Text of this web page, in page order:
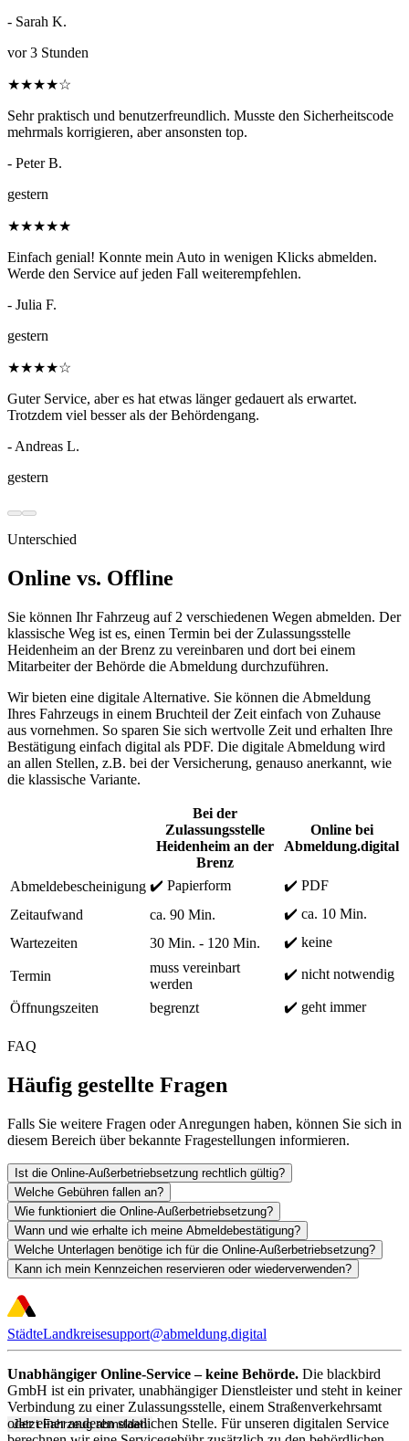
- Sarah K.
vor 3 Stunden
★★★★☆
Sehr praktisch und benutzerfreundlich. Musste den Sicherheitscode
mehrmals korrigieren, aber ansonsten top.
- Peter B.
gestern
★★★★★
Einfach genial! Konnte mein Auto in wenigen Klicks abmelden.
Werde den Service auf jeden Fall weiterempfehlen.
- Julia F.
gestern
★★★★☆
Guter Service, aber es hat etwas länger gedauert als erwartet.
Trotzdem viel besser als der Behördengang.
- Andreas L.
gestern
Unterschied
Online vs. Offline
Sie können Ihr Fahrzeug auf 2 verschiedenen Wegen abmelden. Der
klassische Weg ist es, einen Termin bei der Zulassungsstelle
Heidenheim an der Brenz zu vereinbaren und dort bei einem
Mitarbeiter der Behörde die Abmeldung durchzuführen.
Wir bieten eine digitale Alternative. Sie können die Abmeldung
Ihres Fahrzeugs in einem Bruchteil der Zeit einfach von Zuhause
aus vornehmen. So sparen Sie sich wertvolle Zeit und erhalten Ihre
Bestätigung einfach digital als PDF. Die digitale Abmeldung wird
an allen Stellen, z.B. bei der Versicherung, genauso anerkannt, wie
die klassische Variante.
Bei der
Zulassungsstelle
Heidenheim an der
Brenz
Online bei
Abmeldung.digital
Abmeldebescheinigung ✔️ Papierform
✔️ PDF
Zeitaufwand
ca. 90 Min.
✔️ ca. 10 Min.
Wartezeiten
30 Min. - 120 Min. ✔️ keine
Termin
muss vereinbart
werden
✔️ nicht notwendig
Öffnungszeiten begrenzt ✔️ geht immer
FAQ
Häufig gestellte Fragen
Falls Sie weitere Fragen oder Anregungen haben, können Sie sich in
diesem Bereich über bekannte Fragestellungen informieren.
Ist die Online-Außerbetriebsetzung rechtlich gültig?
Welche Gebühren fallen an?
Wie funktioniert die Online-Außerbetriebsetzung?
Wann und wie erhalte ich meine Abmeldebestätigung?
Welche Unterlagen benötige ich für die Online-Außerbetriebsetzung?
Kann ich mein Kennzeichen reservieren oder wiederverwenden?
Jetzt Fahrzeug abmelden
StädteLandkreisesupport@abmeldung.digital
Unabhängiger Online-Service – keine Behörde. Die blackbird
GmbH ist ein privater, unabhängiger Dienstleister und steht in keiner
Verbindung zu einer Zulassungsstelle, einem Straßenverkehrsamt
oder einer anderen staatlichen Stelle. Für unseren digitalen Service